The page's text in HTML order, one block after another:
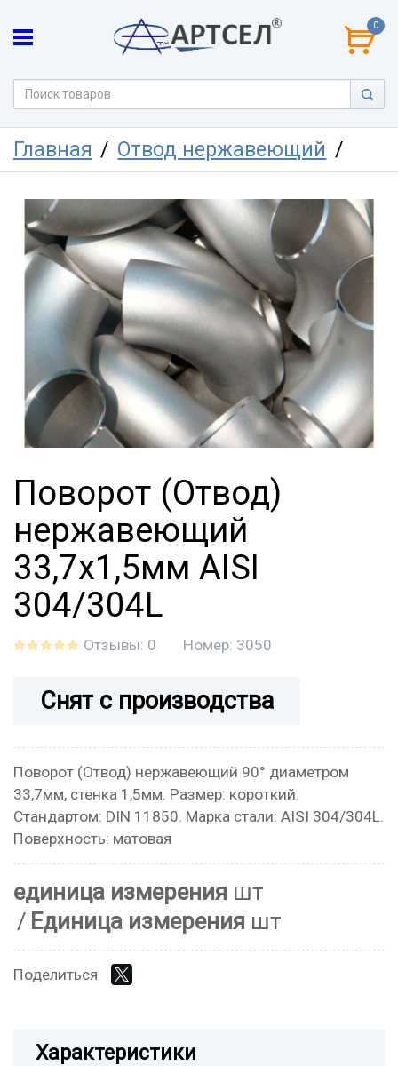
0
Главная Отвод нержавеющий
Поворот (Отвод)
нержавеющий
33,7x1,5мм AISI
304/304L
Отзывы: 0 Номер: 3050
Снят с производства
Поворот (Отвод) нержавеющий 90° диаметром
33,7мм, стенка 1,5мм. Размер: короткий.
Стандартом: DIN 11850. Марка стали: AISI 304/304L.
Поверхность: матовая
единица измерения шт
Единица измерения шт
Поделиться
Характеристики